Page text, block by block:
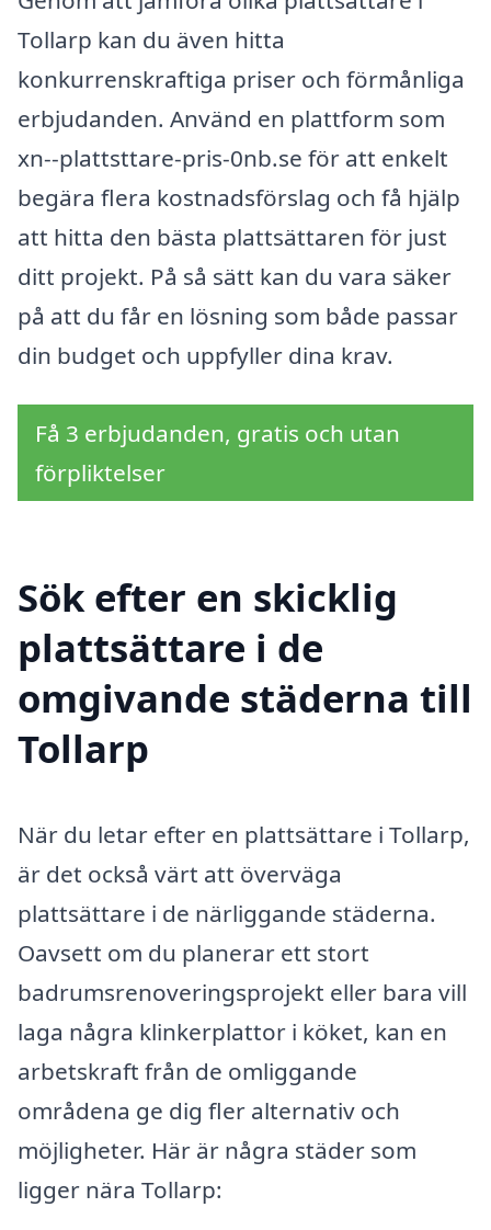
Tollarp kan du även hitta
konkurrenskraftiga priser och förmånliga
erbjudanden. Använd en plattform som
xn--plattsttare-pris-0nb.se för att enkelt
begära flera kostnadsförslag och få hjälp
att hitta den bästa plattsättaren för just
ditt projekt. På så sätt kan du vara säker
på att du får en lösning som både passar
din budget och uppfyller dina krav.
Få 3 erbjudanden, gratis och utan
förpliktelser
Sök efter en skicklig
plattsättare i de
omgivande städerna till
Tollarp
När du letar efter en plattsättare i Tollarp,
är det också värt att överväga
plattsättare i de närliggande städerna.
Oavsett om du planerar ett stort
badrumsrenoveringsprojekt eller bara vill
laga några klinkerplattor i köket, kan en
arbetskraft från de omliggande
områdena ge dig fler alternativ och
möjligheter. Här är några städer som
ligger nära Tollarp: